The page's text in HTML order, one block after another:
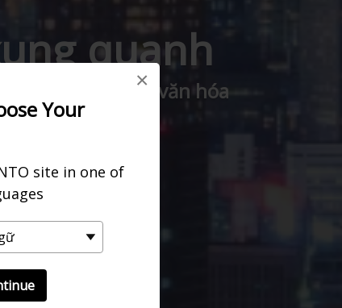
Your
site in one of
×
quanh
sáng rực rỡ, văn hóa